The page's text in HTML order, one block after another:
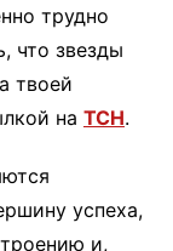
трудно
что звезды
твоей
на ТСН.
успеха,
и,